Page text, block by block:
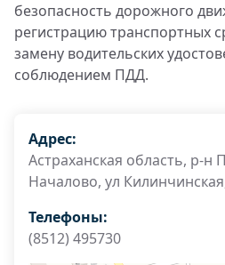
безопасность дорожного
регистрацию транспортных
замену водительских
соблюдением ПДД.
Адрес:
Астраханская область, р-н
Началово, ул
Телефоны:
(8512) 495730